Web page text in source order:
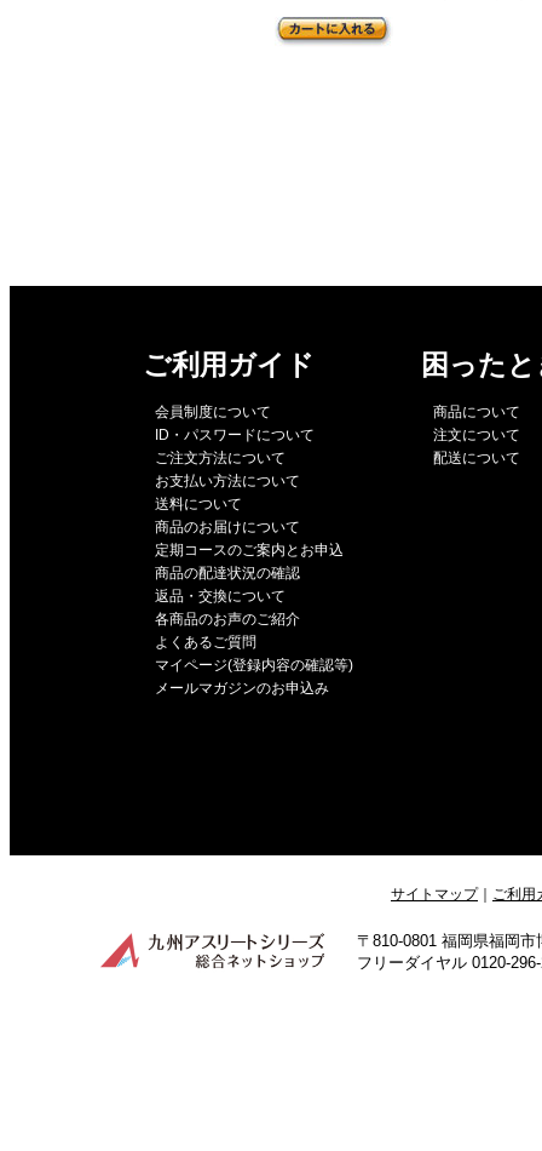
ご利用ガイド
会員制度について
ID・パスワードについて
ご注文方法について
お支払い方法について
送料について
商品のお届けについて
定期コースのご案内とお申込
商品の配達状況の確認
返品・交換について
各商品のお声のご紹介
よくあるご質問
マイページ(登録内容の確認等)
メールマガジンのお申込み
困った
商品について
注文について
配送について
サイトマップ｜ ご利用
〒810-0801 福岡県福岡
フリーダイヤル 0120-